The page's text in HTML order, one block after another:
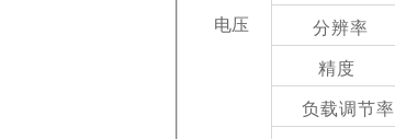
电压 分辨率
精度
负载调节率